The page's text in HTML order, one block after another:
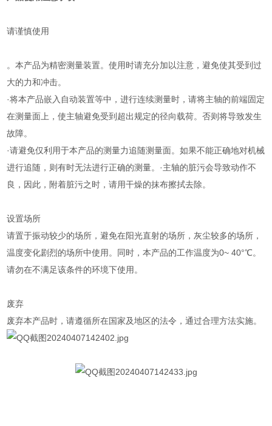
请谨慎使用
。本产品为精密测量装置。使用时请充分加以注意，避免使其受到过
大的力和冲击。
·将本产品嵌入自动装置等中，进行连续测量时，请将主轴的前端固定
在测量面上，使主轴避免受到超出规定的径向载荷。否则将导致发生
故障。
·请避免仅利用于本产品的测量力追随测量面。如果不能正确地对机械
进行追随，则有时无法进行正确的测量。·主轴的脏污会导致动作不
良，因此，附着脏污之时，请用干燥的抹布擦拭去除。
设置场所
请置于振动较少的场所，避免在阳光直射的场所，灰尘较多的场所，
温度变化剧烈的场所中使用。同时，本产品的工作温度为0~ 40°℃。
请勿在不满足该条件的环境下使用。
废弃
废弃本产品时，请遵循所在国家及地区的法令，通过合理方法实施。